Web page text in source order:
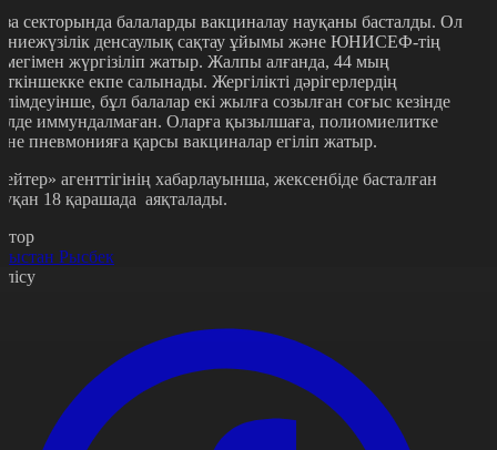
секторында балаларды вакциналау науқаны басталды. Ол
денсаулық сақтау ұйымы және ЮНИСЕФ-тің
жүргізіліп жатыр. Жалпы алғанда, 44 мың
екпе салынады. Жергілікті дәрігерлердің
бұл балалар екі жылға созылған соғыс кезінде
иммундалмаған. Оларға қызылшаға, полиомиелитке
пневмонияға қарсы вакциналар егіліп жатыр.
агенттігінің хабарлауынша, жексенбіде басталған
18 қарашада аяқталады.
Рысбек